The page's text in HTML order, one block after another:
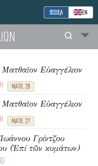
ΕΛ ΕΝ
Εὐαγγέλιον
ΜΑΤΘ. 28
Εὐαγγέλιον
ΜΑΤΘ. 27
Γρίντζου
(Ἐπί τῶν κυμάτων)